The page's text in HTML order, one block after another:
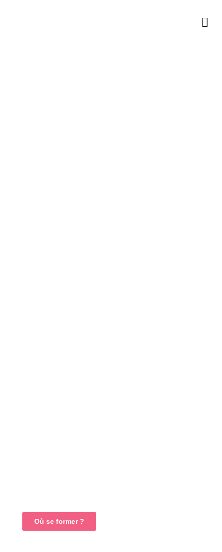
Où se former ?